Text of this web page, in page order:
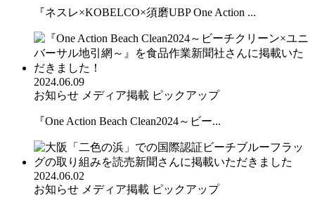
『ネスレ×KOBELCO×須磨UBP One Action ...
2024.06.09
お知らせ メディア掲載 ピックアップ
『One Action Beach Clean2024～ビー...
2024.06.02
お知らせ メディア掲載 ピックアップ